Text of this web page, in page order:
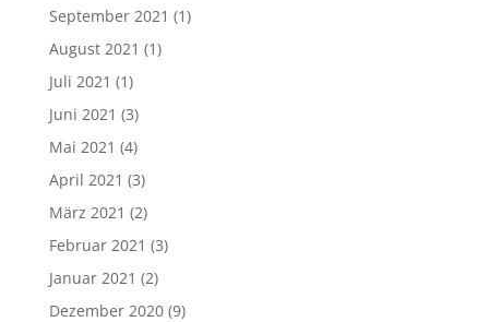
September 2021 (1)
August 2021 (1)
Juli 2021 (1)
Juni 2021 (3)
Mai 2021 (4)
April 2021 (3)
März 2021 (2)
Februar 2021 (3)
Januar 2021 (2)
Dezember 2020(9)